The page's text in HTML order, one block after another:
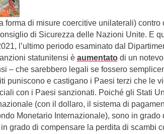
forma di misure coercitive unilaterali) contro
di Sicurezza delle Nazioni Unite. E
l’ultimo periodo esaminato dal
statunitensi è aumentatodi un
– che sarebbero legali se fossero
puniscono e castigano i Paesi terzi che le
con i Paesi sanzionati. Poiché gli Stati
(con il dollaro, il sistema di
Monetario Internazionale), sono in grado
grado di compensare la perdita di scambi